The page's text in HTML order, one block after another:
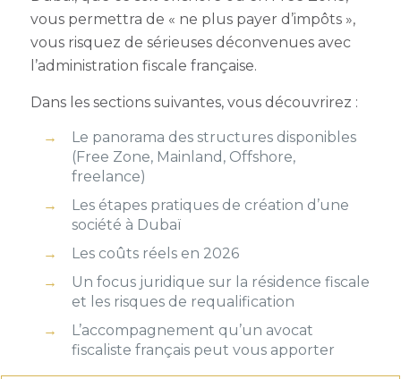
vous permettra de « ne plus payer d’impôts »,
vous risquez de sérieuses déconvenues avec
l’administration fiscale française.
Dans les sections suivantes, vous découvrirez :
Le panorama des structures disponibles
(Free Zone, Mainland, Offshore,
freelance)
Les étapes pratiques de création d’une
société à Dubaï
Les coûts réels en 2026
Un focus juridique sur la résidence fiscale
et les risques de requalification
L’accompagnement qu’un avocat
fiscaliste français peut vous apporter